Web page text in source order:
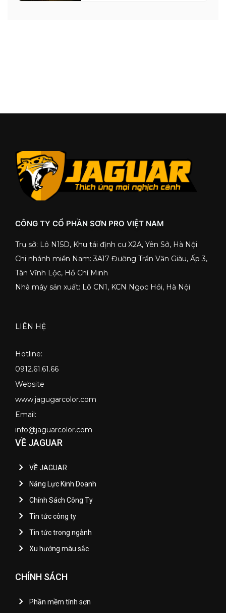
CÔNG TY CỔ PHẦN SƠN PRO VIỆT NAM
Trụ sở: Lô N15D, Khu tái định cư X2A, Yên Sở, Hà Nội
Chi nhánh miền Nam: 3A17 Đường Trần Văn Giàu, Ấp 3,
Tân Vĩnh Lộc, Hồ Chí Minh
Nhà máy sản xuất: Lô CN1, KCN Ngọc Hồi, Hà Nội
LIÊN HỆ
Hotline:
0912.61.61.66
Website
www.jagugarcolor.com
Email:
info@jaguarcolor.com
VỀ JAGUAR
VỀ JAGUAR
Năng Lực Kinh Doanh
Chính Sách Công Ty
Tin tức công ty
Tin tức trong ngành
Xu hướng màu sắc
CHÍNH SÁCH
Phần mềm tính sơn